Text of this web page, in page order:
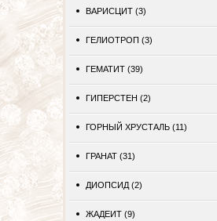
ВАРИСЦИТ (3)
ГЕЛИОТРОП (3)
ГЕМАТИТ (39)
ГИПЕРСТЕН (2)
ГОРНЫЙ ХРУСТАЛЬ (11)
ГРАНАТ (31)
ДИОПСИД (2)
ЖАДЕИТ (9)